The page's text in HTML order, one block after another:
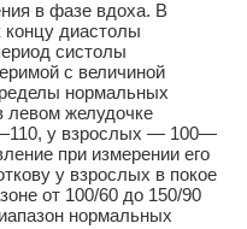
в фазе вдоха. В
диастолы
систолы
с величиной
нормальных
левом желудочке
у взрослых — 100—
при измерении его
у взрослых в покое
от 100/60 до 150/90
нормальных